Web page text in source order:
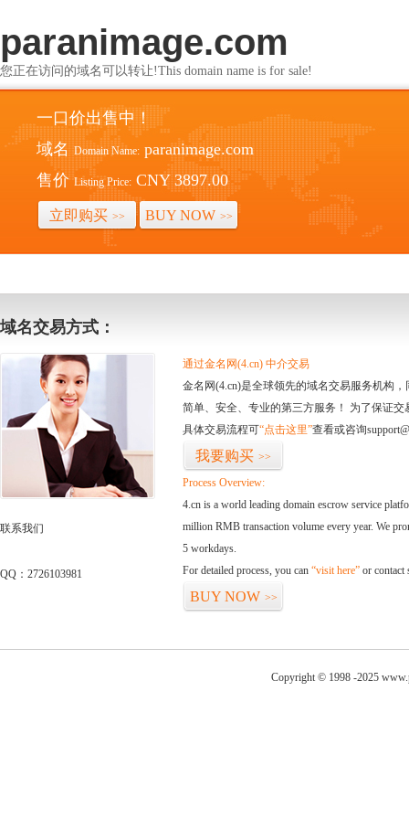
paranimage.com
您正在访问的域名可以转让!This domain name is for sale!
一口价出售中！
域名 Domain Name: paranimage.com
售价 Listing Price: CNY 3897.00
立即购买 >> BUY NOW >>
域名交易方式：
联系我们
QQ：2726103981
通过金名网(4.cn) 中介交易
金名网(4.cn)是全球领先的域名交易服务机构
简单、安全、专业的第三方服务！ 为了保证
具体交易流程可“点击这里”查看或咨询
我要购买 >>
Process Overview:
4.cn is a world leading domain escrow service
million RMB transaction volume every year. We
5 workdays.
For detailed process, you can “visit here” or contact
BUY NOW >>
Copyright © 1998 -2025